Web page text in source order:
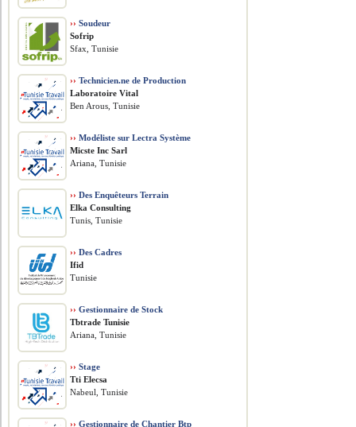
›› Soudeur
Sofrip
Sfax, Tunisie
›› Technicien.ne de Production
Laboratoire Vital
Ben Arous, Tunisie
›› Modéliste sur Lectra Système
Micste Inc Sarl
Ariana, Tunisie
›› Des Enquêteurs Terrain
Elka Consulting
Tunis, Tunisie
›› Des Cadres
Ifid
Tunisie
›› Gestionnaire de Stock
Tbtrade Tunisie
Ariana, Tunisie
›› Stage
Tti Elecsa
Nabeul, Tunisie
›› Gestionnaire de Chantier Btp